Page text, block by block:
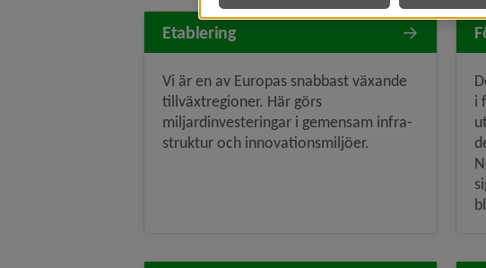
Etablering
Vi är en av Europas snabbast växande
tillväxtregioner. Här görs
miljardinvesteringar i gemensam infra­
struktur och innovationsmiljöer.
i